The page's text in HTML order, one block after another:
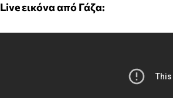
Live εικόνα από Γάζα: